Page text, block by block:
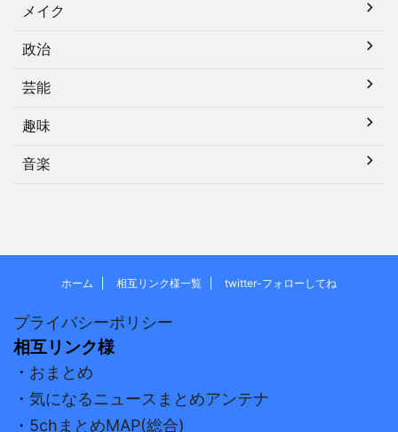
メイク
政治
芸能
趣味
音楽
ホーム 相互リンク様一覧 twitter-フォローしてね
プライバシーポリシー
相互リンク様
・ おまとめ
・ 気になるニュースまとめアンテナ
・ 5chまとめMAP(総合)